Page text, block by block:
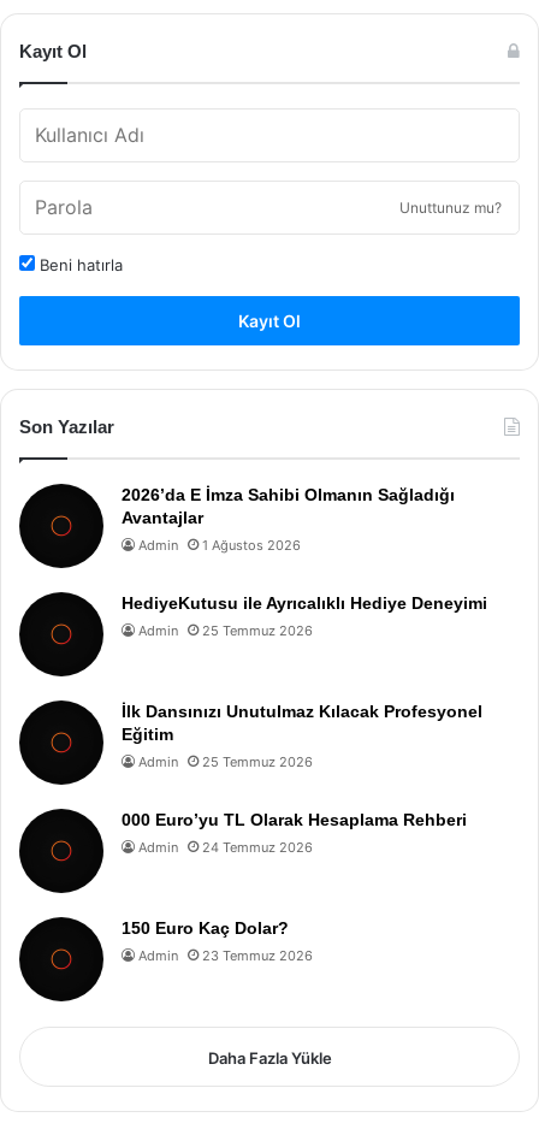
Kayıt Ol
Unuttunuz mu?
Beni hatırla
Kayıt Ol
Son Yazılar
2026’da E İmza Sahibi Olmanın Sağladığı
Avantajlar
Admin 1 Ağustos 2026
HediyeKutusu ile Ayrıcalıklı Hediye Deneyimi
Admin 25 Temmuz 2026
İlk Dansınızı Unutulmaz Kılacak Profesyonel
Eğitim
Admin 25 Temmuz 2026
000 Euro’yu TL Olarak Hesaplama Rehberi
Admin 24 Temmuz 2026
150 Euro Kaç Dolar?
Admin 23 Temmuz 2026
Daha Fazla Yükle